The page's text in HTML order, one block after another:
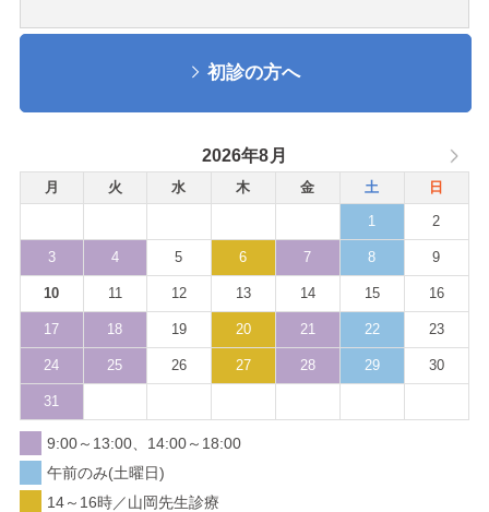
初診の方へ
2026年8月
月 火 水 木 金 土 日
1 2
3 4 5 6 7 8 9
10 11 12 13 14 15 16
17 18 19 20 21 22 23
24 25 26 27 28 29 30
31
9:00～13:00、14:00～18:00
午前のみ(土曜日)
14～16時／山岡先生診療